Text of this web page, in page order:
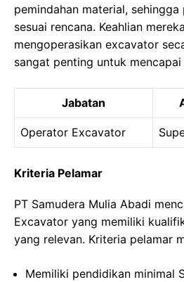
pemindahan material,
sesuai rencana. Keahlian
mengoperasikan excavator
sangat penting untuk
Jabatan
Operator Excavator
Kriteria Pelamar
PT Samudera Mulia Abadi
Excavator yang memiliki
yang relevan. Kriteria pelamar
Memiliki pendidikan minimal